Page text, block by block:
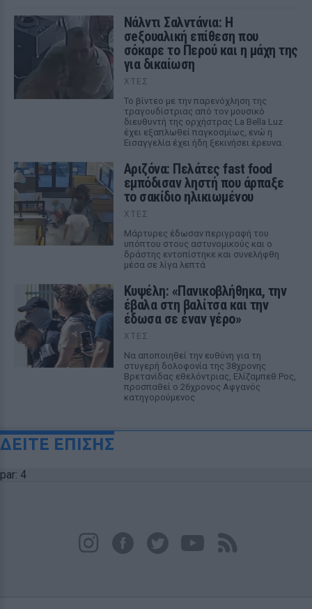
Νάλντι Σαλντάνια: Η
σeξουαλική επίθεση που
σόκαρε το Περού και η μάχη της
για δικαίωση
ΧΤΕΣ
Το βίντεο με την παρενόχληση της
τραγουδίστριας από τον μουσικό
διευθυντή της ορχήστρας La Bella Luz
έχει εξαπλωθεί παγκοσμίως, ενώ η
Εισαγγελία έχει ήδη ξεκινήσει έρευνα.
Αριζόνα: Πελάτες fast food
εμπόδισαν ληστή που άρπαξε
το σακίδιο ηλικιωμένου
ΧΤΕΣ
Μάρτυρες έδωσαν περιγραφή του
υπόπτου στους αστυνομικούς και ο
δράστης εντοπίστηκε και συνελήφθη
μέσα σε λίγα λεπτά
Κυψέλη: «Πανικοβλήθηκα, την
έβαλα στη βαλίτσα και την
έδωσα σε έναν γέρο»
ΧΤΕΣ
Να αποποιηθεί την ευθύνη για τη
στυγερή δολοφονία της 38χρονης
Βρετανίδας εθελόντριας, Ελίζαμπεθ Ρος,
προσπαθεί ο 26χρονος Αφγανός
κατηγορούμενος
ΔΕΙΤΕ ΕΠΙΣΗΣ
par: 4